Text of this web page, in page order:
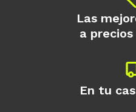
Las
a
En tu